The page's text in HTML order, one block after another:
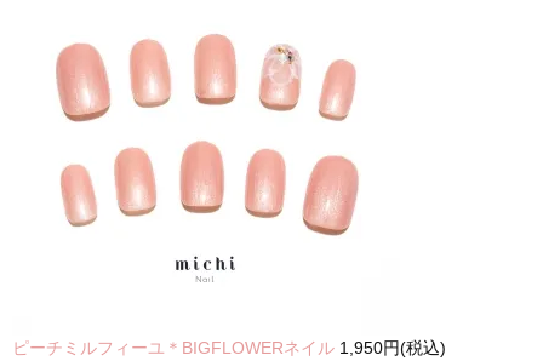
ピーチミルフィーユ＊BIGFLOWERネイル 1,950円(税込)